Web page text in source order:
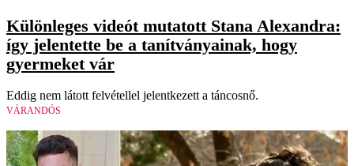
Különleges videót mutatott Stana Alexandra:
így jelentette be a tanítványainak, hogy
gyermeket vár
Eddig nem látott felvétellel jelentkezett a táncosnő.
VÁRANDÓS